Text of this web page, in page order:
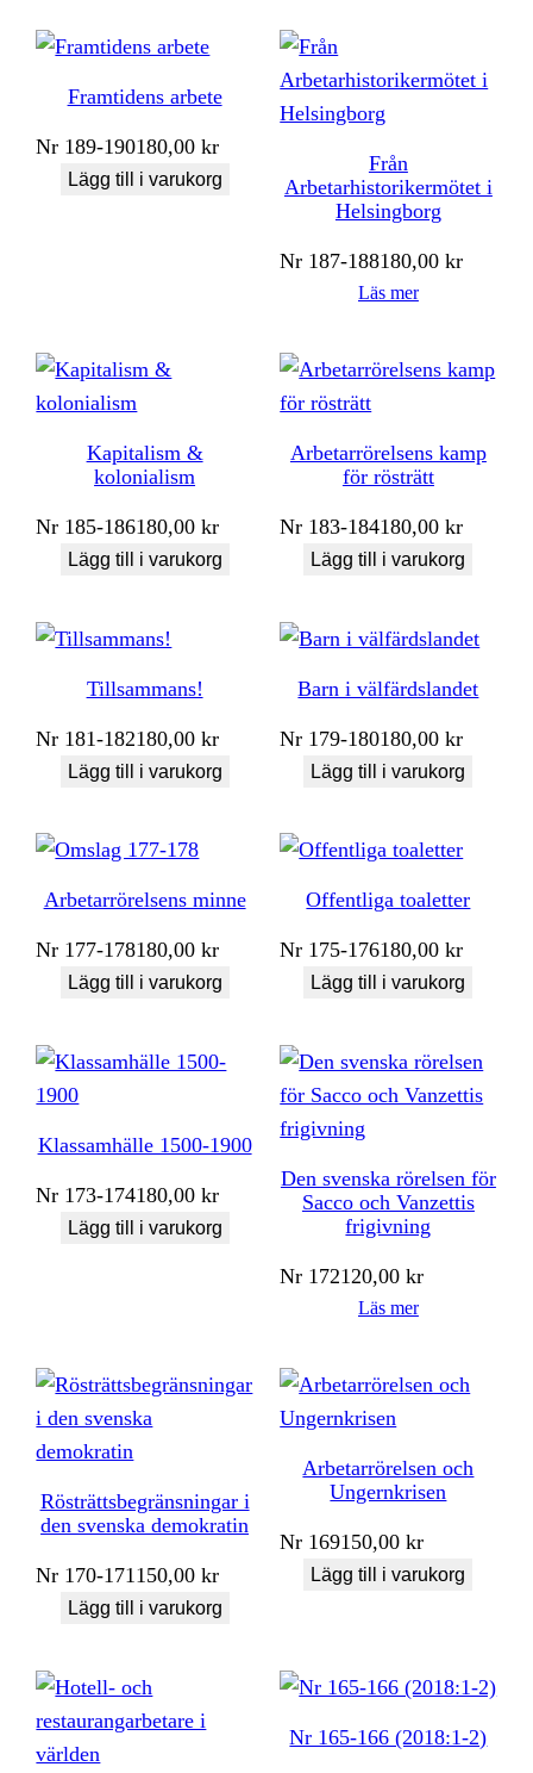
Framtidens arbete
Nr 189-190180,00kr
Lägg till i varukorg
Från
Arbetarhistorikermötet i
Helsingborg
Nr 187-188180,00kr
Läs mer
Kapitalism &
kolonialism
Nr 185-186180,00kr
Lägg till i varukorg
Arbetarrörelsens kamp
för rösträtt
Nr 183-184180,00kr
Lägg till i varukorg
Tillsammans!
Nr 181-182180,00kr
Lägg till i varukorg
Barn i välfärdslandet
Nr 179-180180,00kr
Lägg till i varukorg
Arbetarrörelsens minne
Nr 177-178180,00kr
Lägg till i varukorg
Offentliga toaletter
Nr 175-176180,00kr
Lägg till i varukorg
Klassamhälle 1500-1900
Nr 173-174180,00kr
Lägg till i varukorg
Den svenska rörelsen för
Sacco och Vanzettis
frigivning
Nr 172120,00kr
Läs mer
Rösträttsbegränsningar i
den svenska demokratin
Nr 170-171150,00kr
Lägg till i varukorg
Arbetarrörelsen och
Ungernkrisen
Nr 169150,00kr
Lägg till i varukorg
Nr 165-166 (2018:1-2)